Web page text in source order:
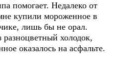
помогает. Недалеко от
купили мороженное в
лишь бы не орал.
разноцветный холодок,
оказалось на асфальте.